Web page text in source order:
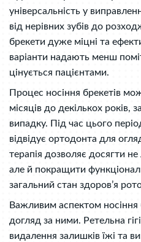
універсальність у
від нерівних зубів до
брекети дуже міцні та
варіанти надають менш
цінується пацієнтами.
Процес носіння брекетів
місяців до декількох років,
випадку. Під час цього
відвідує ортодонта для
терапія дозволяє досягти
але й покращити
загальний стан здоров’я
Важливим аспектом носіння
догляд за ними. Ретельна
видалення залишків їжі та